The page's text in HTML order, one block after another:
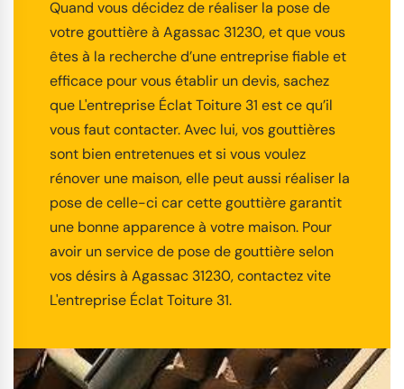
Quand vous décidez de réaliser la pose de
votre gouttière à Agassac 31230, et que vous
êtes à la recherche d’une entreprise fiable et
efficace pour vous établir un devis, sachez
que L'entreprise Éclat Toiture 31 est ce qu’il
vous faut contacter. Avec lui, vos gouttières
sont bien entretenues et si vous voulez
rénover une maison, elle peut aussi réaliser la
pose de celle-ci car cette gouttière garantit
une bonne apparence à votre maison. Pour
avoir un service de pose de gouttière selon
vos désirs à Agassac 31230, contactez vite
L'entreprise Éclat Toiture 31.